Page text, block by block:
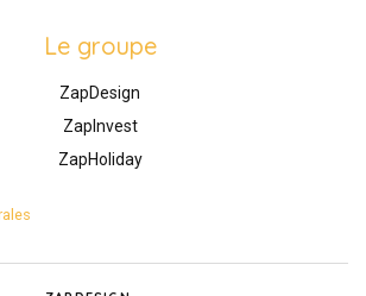
Le groupe
ZapDesign
ZapInvest
ZapHoliday